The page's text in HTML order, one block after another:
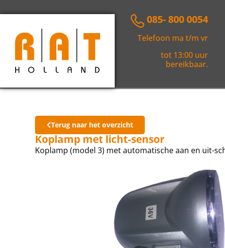
085- 800 0054
Telefoon ma t/m vr
tot 13:00 uur
bereikbaar.
Terug naar het overzicht
Koplamp met licht-sensor
Koplamp (model 3) met automatische aan en uit-